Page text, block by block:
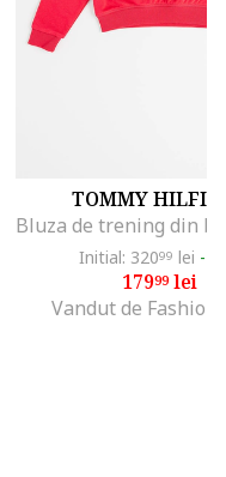
TOMMY
Initial: 32099 lei -
17999lei
Vandut de Fashion